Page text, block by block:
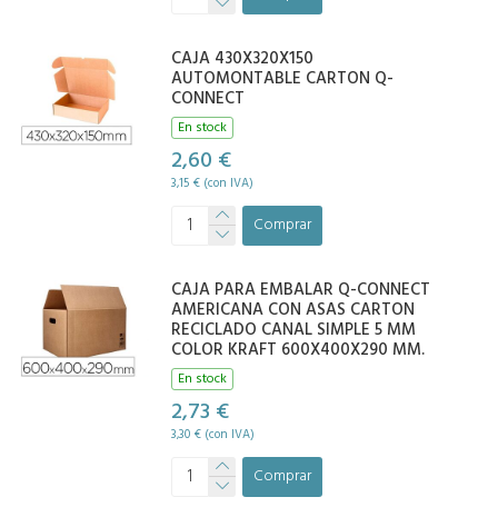
CAJA 430X320X150
AUTOMONTABLE CARTON Q-
CONNECT
En stock
2,60 €
3,15 € (con IVA)
Comprar
CAJA PARA EMBALAR Q-CONNECT
AMERICANA CON ASAS CARTON
RECICLADO CANAL SIMPLE 5 MM
COLOR KRAFT 600X400X290 MM.
En stock
2,73 €
3,30 € (con IVA)
Comprar